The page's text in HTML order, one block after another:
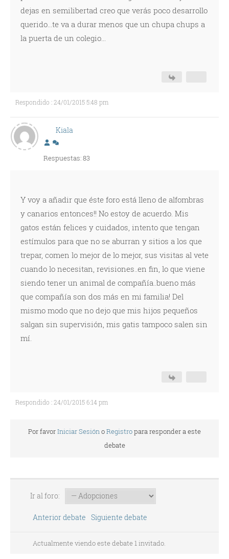
dejas en semilibertad creo que verás poco desarrollo
querido...te va a durar menos que un chupa chups a
la puerta de un colegio...
Respondido : 24/01/2015 5:48 pm
Kiala
Respuestas: 83
Y voy a añadir que éste foro está lleno de alfombras
y canarios entonces!! No estoy de acuerdo. Mis
gatos están felices y cuidados, intento que tengan
estímulos para que no se aburran y sitios a los que
trepar, comen lo mejor de lo mejor, sus visitas al vete
cuando lo necesitan, revisiones..en fin, lo que viene
siendo tener un animal de compañía..bueno más
que compañía son dos más en mi familia! Del
mismo modo que no dejo que mis hijos pequeños
salgan sin supervisión, mis gatis tampoco salen sin
mí.
Respondido : 24/01/2015 6:14 pm
Por favorIniciar SesiónoRegistropara responder a este
debate
Ir al foro:
Anterior debate Siguiente debate
Actualmente viendo este debate 1 invitado.